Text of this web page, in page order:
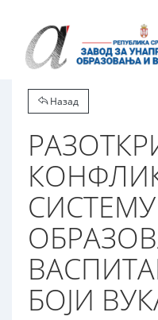
Назад
СИСТЕМУ
БОЈИ